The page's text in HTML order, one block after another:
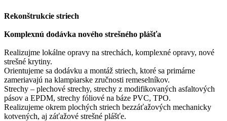
Rekonštrukcie striech
Komplexnú dodávka nového strešného plášťa
Realizujme lokálne opravy na strechách, komplexné opravy, nové
strešné krytiny.
Orientujeme sa dodávku a montáž striech, ktoré sa primárne
zameriavajú na klampiarske zručnosti remeselníkov.
Strechy – plechové strechy, strechy z modifikovaných asfaltových
pásov a EPDM, strechy fóliové na báze PVC, TPO.
Realizujeme okrem plochých striech bezzáťažových mechanicky
kotvených, aj záťažové strešné plášťe.